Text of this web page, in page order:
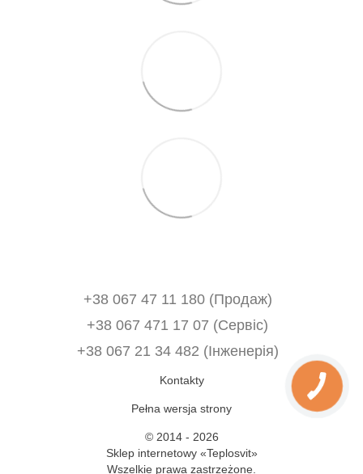
+38 067 47 11 180 (Продаж)
+38 067 471 17 07 (Сервіс)
‎+38 067 21 34 482 (Інженерія)
Kontakty
Pełna wersja strony
© 2014 - 2026
Sklep internetowy «Teplosvit»
Wszelkie prawa zastrzeżone.